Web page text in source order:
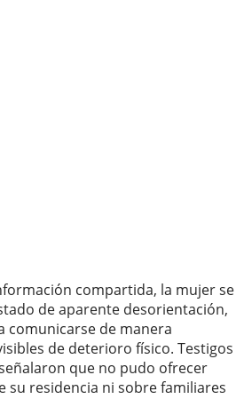
compartida, la mujer se
de aparente desorientación,
comunicarse de manera
de deterioro físico. Testigos
que no pudo ofrecer
su residencia ni sobre familiares